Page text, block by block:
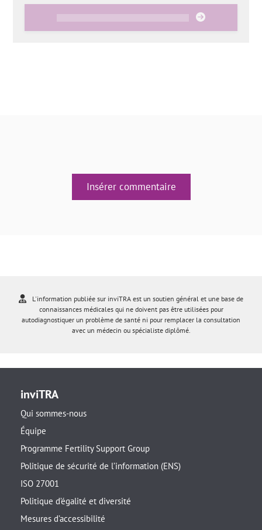
Insérer commentaire
L'information publiée sur inviTRA est un soutien général et une base de
connaissances médicales qui ne doivent pas être utilisées pour
autodiagnostiquer un problème de santé ni pour remplacer la consultation
avec un médecin ou spécialiste diplômé.
inviTRA
Qui sommes-nous
Équipe
Programme Fertility Support Group
Politique de sécurité de l’information (ENS)
ISO 27001
Politique d’égalité et diversité
Mesures d’accessibilité